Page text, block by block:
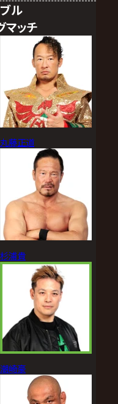
ル
マッチ
丸藤正道
杉浦貴
潮崎豪